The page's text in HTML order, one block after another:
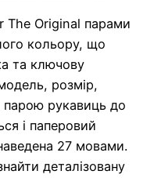
The Original парами
кольору, що
та ключову
розмір,
рукавиць до
і паперовий
27 мовами.
деталізовану